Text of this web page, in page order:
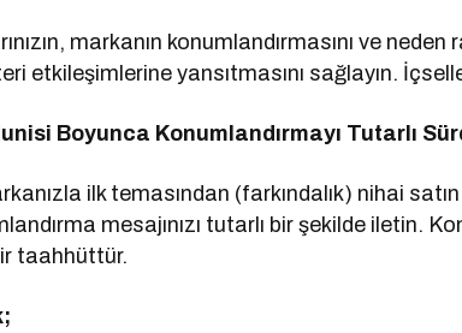
markanın konumlandırmasını ve
etkileşimlerine yansıtmasını sağlayın.
Boyunca Konumlandırmayı Tutarlı
ilk temasından (farkındalık) nihai
mesajınızı tutarlı bir şekilde iletin.
taahhüttür.